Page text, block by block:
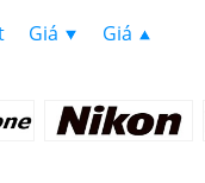
Giá Giá